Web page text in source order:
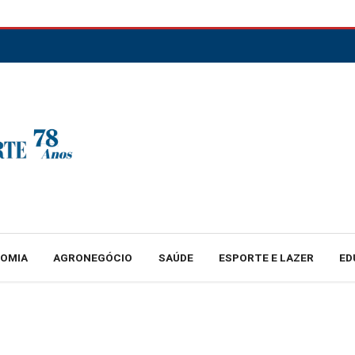
AGRONEGÓCIO SAÚDE ESPORTE E LAZER